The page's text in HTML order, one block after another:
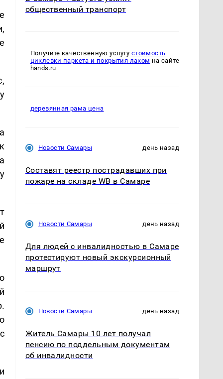
общественный транспорт
Получите качественную услугу стоимость
циклевки паркета и покрытия лаком на сайте
hands.ru
деревянная рама цена
Новости Самары день назад
Составят реестр пострадавших при
пожаре на складе WB в Самаре
Новости Самары день назад
Для людей с инвалидностью в Самаре
протестируют новый экскурсионный
маршрут
Новости Самары день назад
Житель Самары 10 лет получал
пенсию по поддельным документам
об инвалидности